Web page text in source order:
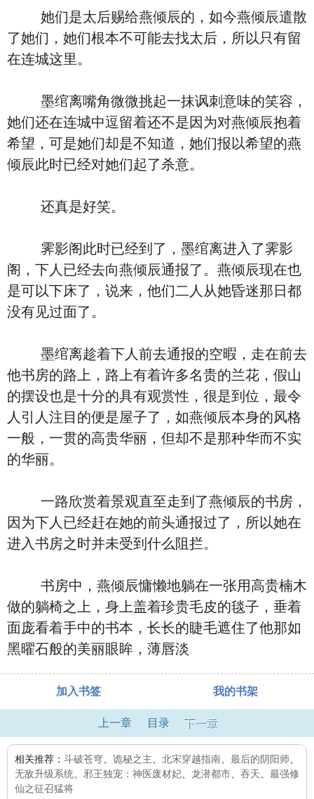
她们是太后赐给燕倾辰的，如今燕倾辰遣散
了她们，她们根本不可能去找太后，所以只有留
在连城这里。
墨绾离嘴角微微挑起一抹讽刺意味的笑容，
她们还在连城中逗留着还不是因为对燕倾辰抱着
希望，可是她们却是不知道，她们报以希望的燕
倾辰此时已经对她们起了杀意。
还真是好笑。
霁影阁此时已经到了，墨绾离进入了霁影
阁，下人已经去向燕倾辰通报了。燕倾辰现在也
是可以下床了，说来，他们二人从她昏迷那日都
没有见过面了。
墨绾离趁着下人前去通报的空暇，走在前去
他书房的路上，路上有着许多名贵的兰花，假山
的摆设也是十分的具有观赏性，很是到位，最令
人引人注目的便是屋子了，如燕倾辰本身的风格
一般，一贯的高贵华丽，但却不是那种华而不实
的华丽。
一路欣赏着景观直至走到了燕倾辰的书房，
因为下人已经赶在她的前头通报过了，所以她在
进入书房之时并未受到什么阻拦。
书房中，燕倾辰慵懒地躺在一张用高贵楠木
做的躺椅之上，身上盖着珍贵毛皮的毯子，垂着
面庞看着手中的书本，长长的睫毛遮住了他那如
黑曜石般的美丽眼眸，薄唇淡
加入书签 我的书架
上一章 目录 下一章
相关推荐： 斗破苍穹 诡秘之主 北宋穿越指南 最后的阴阳师
无敌升级系统
邪王独宠：神医废材妃 龙潜都市 吞天
最强修
仙之征召猛将